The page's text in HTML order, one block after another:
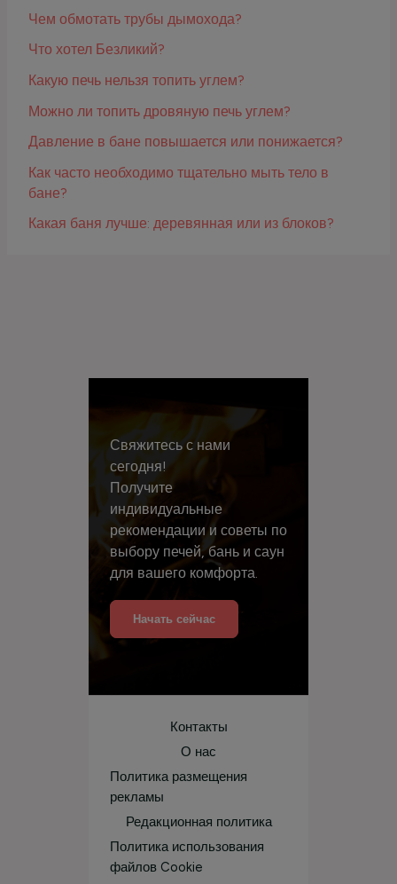
Чем обмотать трубы дымохода?
Что хотел Безликий?
Какую печь нельзя топить углем?
Можно ли топить дровяную печь углем?
Давление в бане повышается или понижается?
Как часто необходимо тщательно мыть тело в
бане?
Какая баня лучше: деревянная или из блоков?
Свяжитесь с нами
сегодня!
Получите
индивидуальные
рекомендации и советы по
выбору печей, бань и саун
для вашего комфорта.
Начать сейчас
Контакты
О нас
Политика размещения
рекламы
Редакционная политика
Политика использования
файлов Cookie